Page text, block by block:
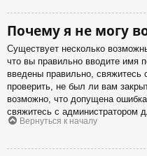
Почему я не могу
Существует несколько
что вы правильно вводите имя
введены правильно, свяжитесь
проверить, не был ли вам
возможно, что допущена
свяжитесь с администратором
Вернуться к началу